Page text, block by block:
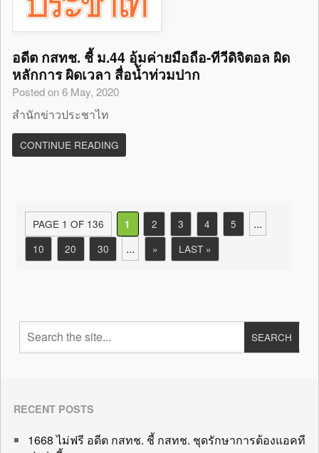
อดีต กสทช. ชี้ ม.44 อุ้มค่ายมือถือ-ทีวีดิจิตอล ผิด
หลักการ ผิดเวลา สื่อน้ำท่วมปาก
Posted on 6 May, 2020
สำนักข่าวประชาไท
CONTINUE READING
PAGE 1 OF 136 1 2 3 4 5 ...
10 20 30 ... » LAST »
RECENT POSTS
1668 ไม่ฟรี อดีต กสทช. ชี้ กสทช. ชุดรักษาการต้องแอคที